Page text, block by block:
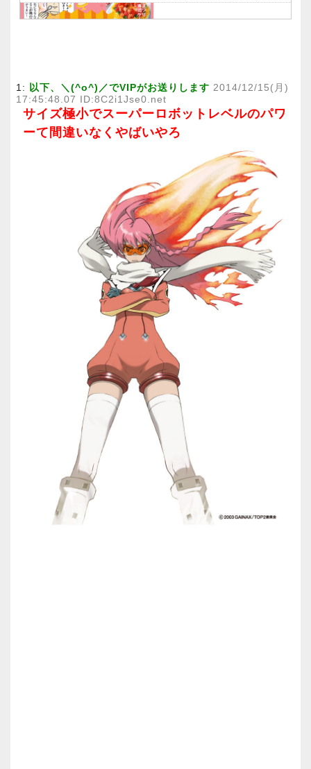
1: 以下、＼(^o^)／でVIPがお送りします 2014/12/15(月)
17:45:48.07 ID:8C2i1Jse0.net
サイズ極小でスーパーロボットレベルのパワ
ーて間違いなくやばいやろ